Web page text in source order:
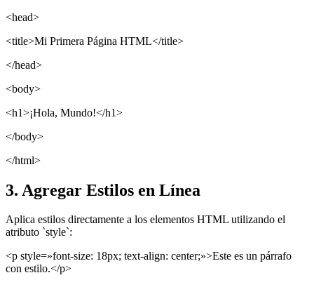
<head>
<title>Mi Primera Página HTML</title>
</head>
<body>
<h1>¡Hola, Mundo!</h1>
</body>
</html>
3. Agregar Estilos en Línea
Aplica estilos directamente a los elementos HTML utilizando el
atributo `style`:
<p style=»font-size: 18px; text-align: center;»>Este es un párrafo
con estilo.</p>